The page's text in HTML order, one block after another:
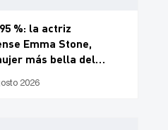
%: la actriz
Emma Stone,
más bella del
2026